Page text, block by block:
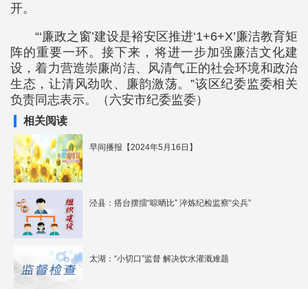
开。
“‘廉政之窗’建设是裕安区推进‘1+6+X’廉洁教育矩
阵的重要一环。接下来，将进一步加强廉洁文化建
设，着力营造崇廉尚洁、风清气正的社会环境和政治
生态，让清风劲吹、廉韵激荡。”该区纪委监委相关
负责同志表示。（六安市纪委监委）
相关阅读
早间播报【2024年5月16日】
泾县：搭台摆擂“晾晒比” 淬炼纪检监察“尖兵”
太湖：“小切口”监督 解决饮水灌溉难题